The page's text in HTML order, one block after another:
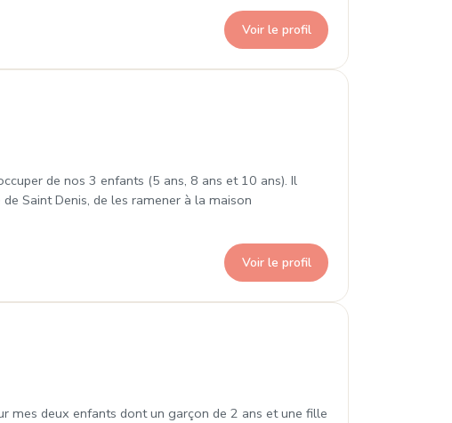
Voir le profil
de nos 3 enfants (5 ans, 8 ans et 10 ans). Il
Saint Denis, de les ramener à la maison
Voir le profil
mes deux enfants dont un garçon de 2 ans et une fille